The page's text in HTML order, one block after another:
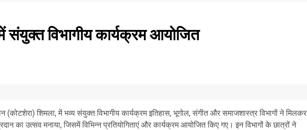
संयुक्त विभागीय कार्यक्रम आयोजित
(कोटशेरा) शिमला, में भव्य संयुक्त विभागीय कार्यक्रम इतिहास, भूगोल, संगीत और समाजशास्त्र विभागों ने मिलकर
का उत्सव मनाया, जिसमें विभिन्न प्रतियोगिताएं और कार्यक्रम आयोजित किए गए। इन विभागों के छात्रों ने